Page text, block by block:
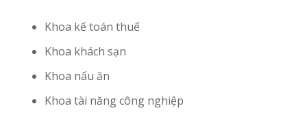
Khoa kế toán thuế
Khoa khách sạn
Khoa nấu ăn
Khoa tài năng công nghiệp